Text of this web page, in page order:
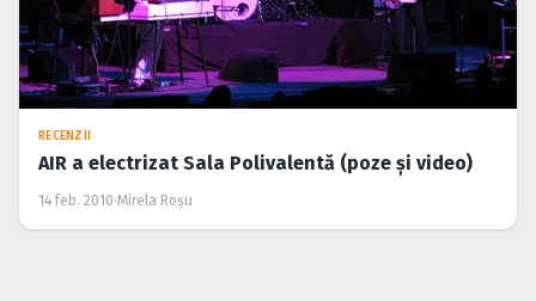
RECENZII
AIR a electrizat Sala Polivalentă (poze şi video)
14 feb. 2010·Mirela Roşu